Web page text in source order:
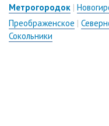
Метрогородок |
Преображенское |
Сокольники